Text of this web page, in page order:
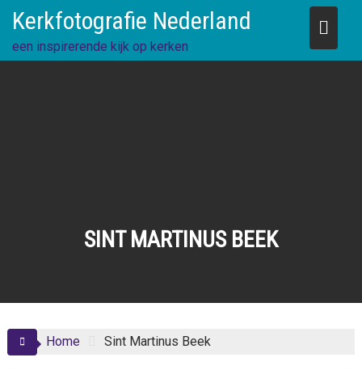
content
Kerkfotografie Nederland
een inspirerende kijk op kerken
SINT MARTINUS BEEK
Home Sint Martinus Beek